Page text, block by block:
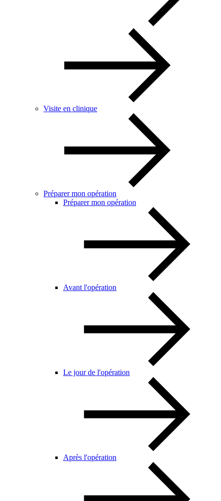
Visite en clinique
Préparer mon opération
Préparer mon opération
Avant l'opération
Le jour de l'opération
Après l'opération